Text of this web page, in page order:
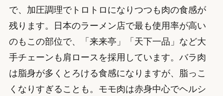
で、加圧調理でトロトロになりつつも肉の食感が
残ります。日本のラーメン店で最も使用率が高い
のもこの部位で、「来来亭」「天下一品」など大
手チェーンも肩ロースを採用しています。バラ肉
は脂身が多くとろける食感になりますが、脂っこ
くなりすぎることも。モモ肉は赤身中心でヘルシ